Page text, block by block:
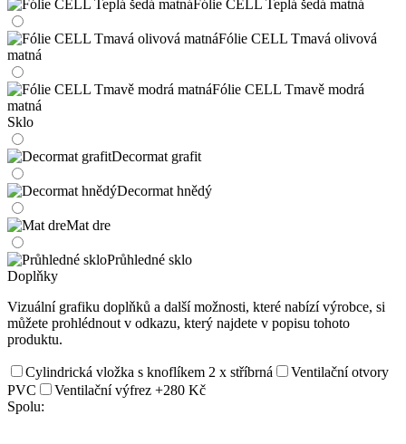
Fólie CELL Teplá šedá matná
Fólie CELL Tmavá olivová
matná
Fólie CELL Tmavě modrá
matná
Sklo
Decormat grafit
Decormat hnědý
Mat dre
Průhledné sklo
Doplňky
Vizuální grafiku doplňků a další možnosti, které nabízí výrobce, si
můžete prohlédnout v odkazu, který najdete v popisu tohoto
produktu.
Cylindrická vložka s knoflíkem 2 x stříbrná
Ventilační otvory
PVC
Ventilační výfrez +280 Kč
Spolu: